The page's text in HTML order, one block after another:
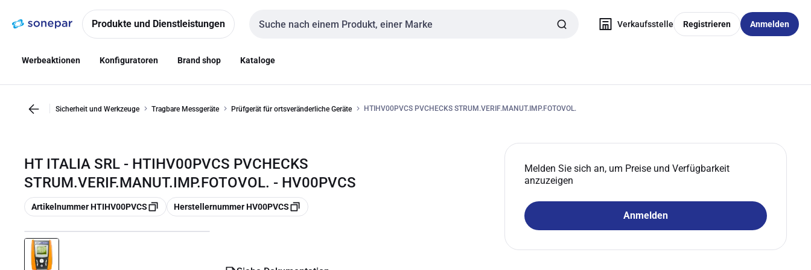
NavigationInhalt
Produkte und Dienstleistungen
Sucheingabe
Verkaufsstelle Registrieren Anmelden
Werbeaktionen Konfiguratoren Brand shop Kataloge
Sicherheit und Werkzeuge Tragbare Messgeräte Prüfgerät für ortsveränderliche Geräte HTIHV00PVCS PVCHECKS STRUM.VERIF.MANUT.IMP.FOTOVOL.
HT ITALIA SRL - HTIHV00PVCS PVCHECKS
STRUM.VERIF.MANUT.IMP.FOTOVOL. - HV00PVCS
Kopieren
Artikelnummer HTIHV00PVCS Kopieren
Herstellernummer HV00PVCS
Melden Sie sich an, um Preise und Verfügbarkeit
anzuzeigen
Anmelden